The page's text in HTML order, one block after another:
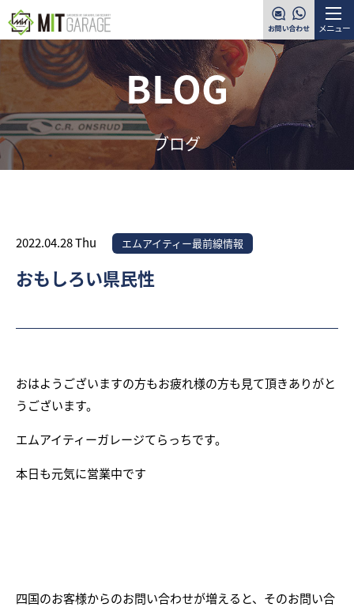
メニュー
BLOG
ブログ
2022.04.28 Thu エムアイティー最前線情報
おもしろい県民性
おはようございますの方もお疲れ様の方も見て頂きありがと
うございます。
エムアイティーガレージてらっちです。
本日も元気に営業中です
四国のお客様からのお問い合わせが増えると、そのお問い合